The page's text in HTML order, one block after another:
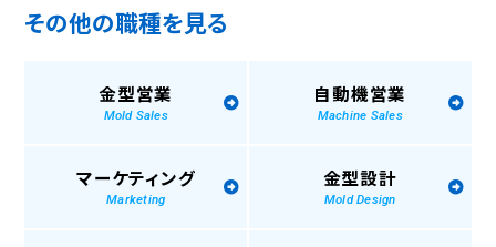
その他の職種を見る
金型営業
Mold Sales
自動機営業
Machine Sales
マーケティング
Marketing
金型設計
Mold Design